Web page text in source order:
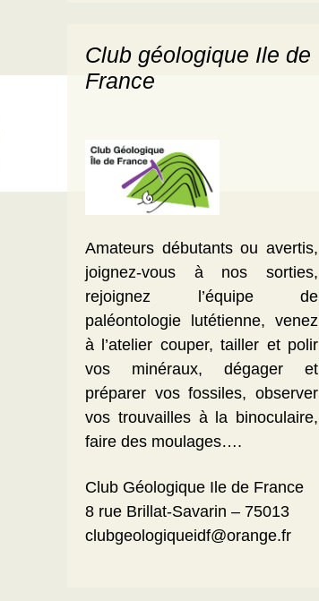
Club géologique Ile de
France
Amateurs débutants ou avertis,
joignez-vous à nos sorties,
rejoignez l’équipe de
paléontologie lutétienne, venez
à l’atelier couper, tailler et polir
vos minéraux, dégager et
préparer vos fossiles, observer
vos trouvailles à la binoculaire,
faire des moulages….
Club Géologique Ile de France
8 rue Brillat-Savarin – 75013
clubgeologiqueidf@orange.fr